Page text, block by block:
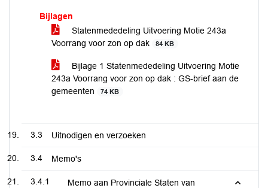
Bijlagen
Statenmededeling Uitvoering Motie 243a
Voorrang voor zon op dak
84 KB
Bijlage 1 Statenmededeling Uitvoering Motie
243a Voorrang voor zon op dak : GS-brief aan de
gemeenten
74 KB
3.3 Uitnodigen en verzoeken
3.4 Memo's
3.4.1
Memo aan Provinciale Staten van